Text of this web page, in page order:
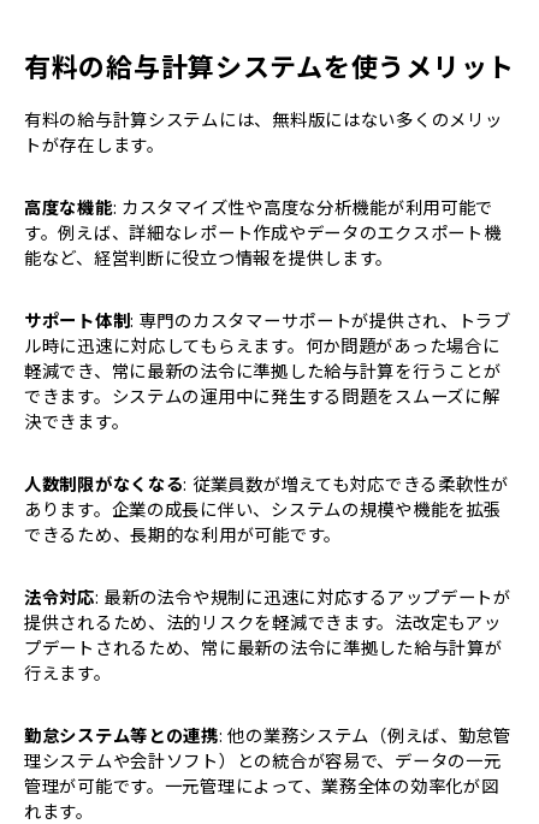
有料の給与計算システムを使うメリット
有料の給与計算システムには、無料版にはない多くのメリッ
トが存在します。
高度な機能: カスタマイズ性や高度な分析機能が利用可能で
す。例えば、詳細なレポート作成やデータのエクスポート機
能など、経営判断に役立つ情報を提供します。
サポート体制: 専門のカスタマーサポートが提供され、トラブ
ル時に迅速に対応してもらえます。何か問題があった場合に
軽減でき、常に最新の法令に準拠した給与計算を行うことが
できます。システムの運用中に発生する問題をスムーズに解
決できます。
人数制限がなくなる: 従業員数が増えても対応できる柔軟性が
あります。企業の成長に伴い、システムの規模や機能を拡張
できるため、長期的な利用が可能です。
法令対応: 最新の法令や規制に迅速に対応するアップデートが
提供されるため、法的リスクを軽減できます。法改定もアッ
プデートされるため、常に最新の法令に準拠した給与計算が
行えます。
勤怠システム等との連携: 他の業務システム（例えば、勤怠管
理システムや会計ソフト）との統合が容易で、データの一元
管理が可能です。一元管理によって、業務全体の効率化が図
れます。